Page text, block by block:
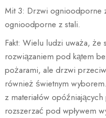
Mit 3: Drzwi ognioodporne
ognioodporne z stali.
Fakt: Wielu ludzi uważa, że
rozwiązaniem pod kątem
pożarami, ale drzwi
również świetnym
z materiałów
rozszerzać pod wpływem